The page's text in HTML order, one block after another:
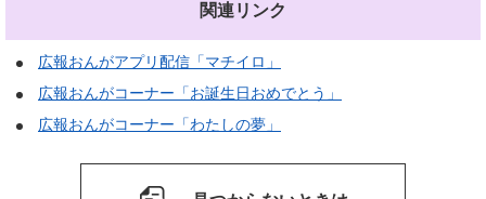
関連リンク
広報おんがアプリ配信「マチイロ」
広報おんがコーナー「お誕生日おめでとう」
広報おんがコーナー「わたしの夢」